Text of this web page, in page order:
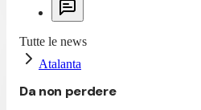
Tutte le news
Atalanta
Da non perdere